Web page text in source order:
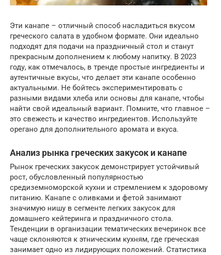
Эти канапе – отличный способ насладиться вкусом
греческого салата в удобном формате. Они идеально
подходят для подачи на праздничный стол и станут
прекрасным дополнением к любому напитку. В 2023
году, как отмечалось, в тренде простые ингредиенты и
аутентичные вкусы, что делает эти канапе особенно
актуальными. Не бойтесь экспериментировать с
разными видами хлеба или основы для канапе, чтобы
найти свой идеальный вариант. Помните, что главное –
это свежесть и качество ингредиентов. Используйте
орегано для дополнительного аромата и вкуса.
Анализ рынка греческих закусок и канапе
Рынок греческих закусок демонстрирует устойчивый
рост, обусловленный популярностью
средиземноморской кухни и стремлением к здоровому
питанию. Канапе с оливками и фетой занимают
значимую нишу в сегменте легких закусок для
домашнего кейтеринга и праздничного стола.
Тенденции в организации тематических вечеринок все
чаще склоняются к этническим кухням, где греческая
занимает одно из лидирующих положений. Статистика